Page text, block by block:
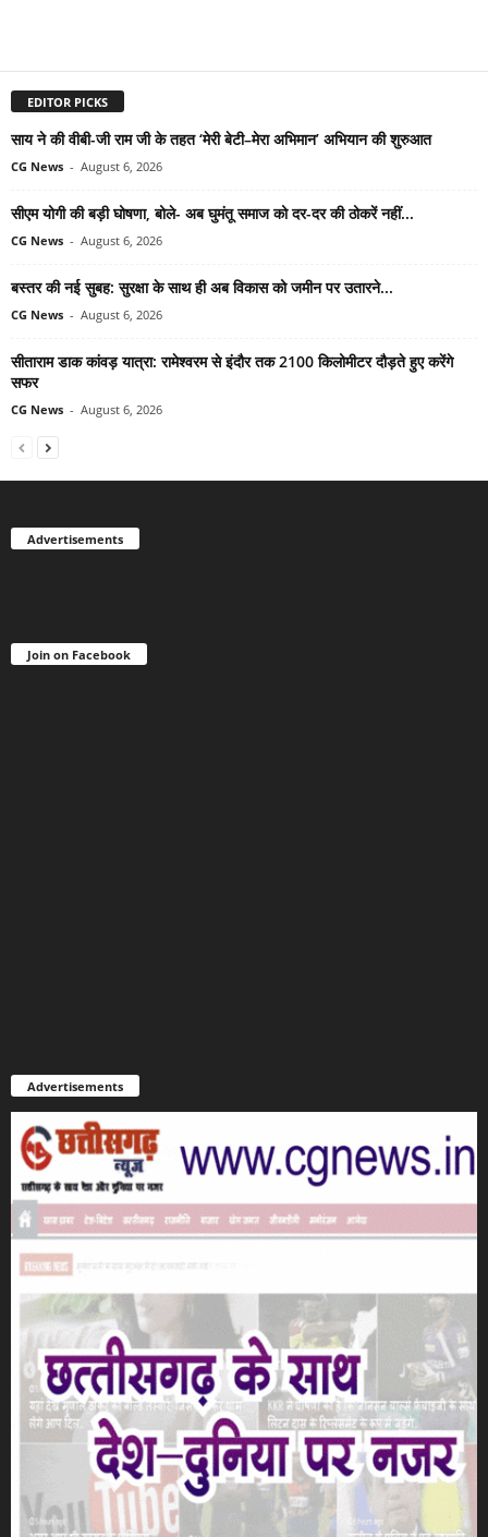
EDITOR PICKS
साय ने की वीबी-जी राम जी के तहत ‘मेरी बेटी–मेरा अभिमान’ अभियान की शुरुआत
CG News - August 6, 2026
सीएम योगी की बड़ी घोषणा, बोले- अब घुमंतू समाज को दर-दर की ठोकरें नहीं...
CG News - August 6, 2026
बस्तर की नई सुबह: सुरक्षा के साथ ही अब विकास को जमीन पर उतारने...
CG News - August 6, 2026
सीताराम डाक कांवड़ यात्रा: रामेश्वरम से इंदौर तक 2100 किलोमीटर दौड़ते हुए करेंगे
सफर
CG News - August 6, 2026
Advertisements
Join on Facebook
Advertisements